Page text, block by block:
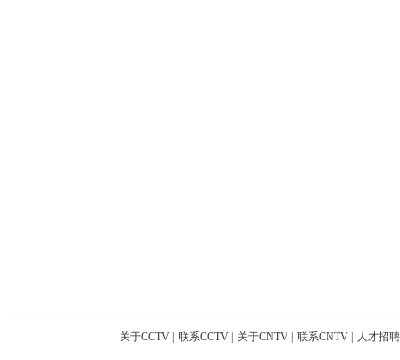
关于CCTV 联系CCTV 关于CNTV 联系CNTV 人才招聘